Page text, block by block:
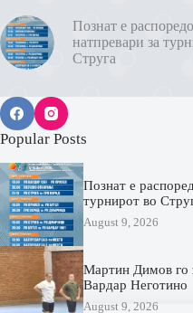
Познат е
натпревари за
Струга
Popular Posts
Познат е
турнирот во
August 9, 2026
Мартин Димов го
Вардар Неготино
August 9, 2026